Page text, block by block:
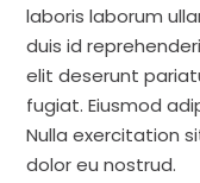
laboris laborum
duis id
elit deserunt
fugiat. Eiusmod
Nulla exercitation
dolor eu nostrud.